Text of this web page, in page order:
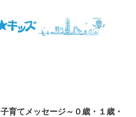
子育てメッセージ～０歳・１歳・